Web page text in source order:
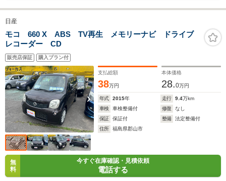
日産
モコ 660 X ABS TV再生 メモリーナビ ドライブ
レコーダー CD
販売店保証 購入プラン付
支払総額
38万円
本体価格
28.0万円
年式 2015年 走行 9.4万km
車検
車検整備付 修復
なし
保証
保証付 整備
法定整備付
住所
福島県郡山市
無
料
今すぐ在庫確認・見積依頼
電話する